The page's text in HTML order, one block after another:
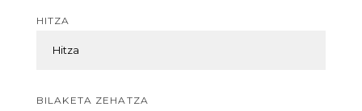
HITZA
BILAKETA ZEHATZA